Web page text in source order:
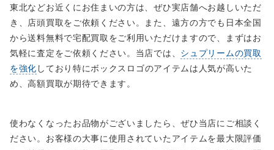
東北などお近くにお住まいの方は、ぜひ実店舗へお越しいただ
き、店頭買取をご依頼ください。また、遠方の方でも日本全国
から送料無料で宅配買取をご利用いただけますので、まずはお
気軽に査定をご依頼ください。当店では、 シュプリームの買取
を強化 しており特にボックスロゴのアイテムは人気が高いた
め、高額買取が期待できます。
使わなくなったお品物がございましたら、ぜひ当店にご相談く
ださい。お客様の大事に使用されていたアイテムを最大限評価